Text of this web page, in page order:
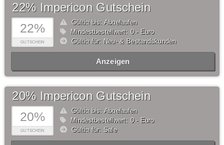
22%
GUTSCHEIN
22% Impericon Gutschein
Gültig bis: Abgelaufen
Mindestbestellwert: 0,- Euro
Gültig für: Neu- & Bestandskunden
Anzeigen
20%
GUTSCHEIN
20% Impericon Gutschein
Gültig bis: Abgelaufen
Mindestbestellwert: 0,- Euro
Gültig für: Sale